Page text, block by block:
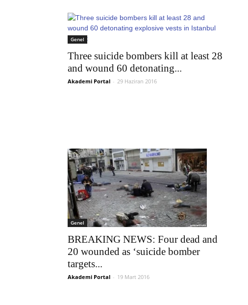
Genel
Three suicide bombers kill at least 28
and wound 60 detonating...
Akademi Portal - 29 Haziran 2016
Genel
BREAKING NEWS: Four dead and
20 wounded as ‘suicide bomber
targets...
Akademi Portal - 19 Mart 2016